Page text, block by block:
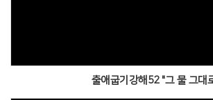
출애굽기강해52 "그 물 그대